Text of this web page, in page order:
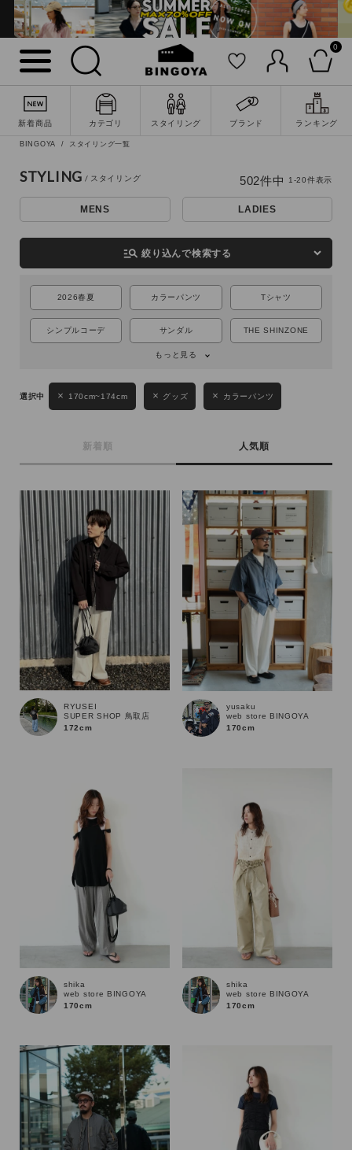
0
新着商品 カテゴリ スタイリング ブランド ランキング
詳細検索
キーワード
性別
MENS LADIES KIDS
カテゴリ
BINGOYA スタイリング一覧
STYLING
MENS LADIES
manage_search 絞り込んで検索する
2026春夏 カラーパンツ Tシャツ
シンプルコーデ サンダル THE SHINZONE
もっと見る
170cm~174cm グッズ カラーパンツ
新着順 人気順
502件中 1-20件表示
RYUSEI
SUPER SHOP 鳥取店
172cm
yusaku
web store BINGOYA
170cm
shika
web store BINGOYA
170cm
shika
web store BINGOYA
170cm